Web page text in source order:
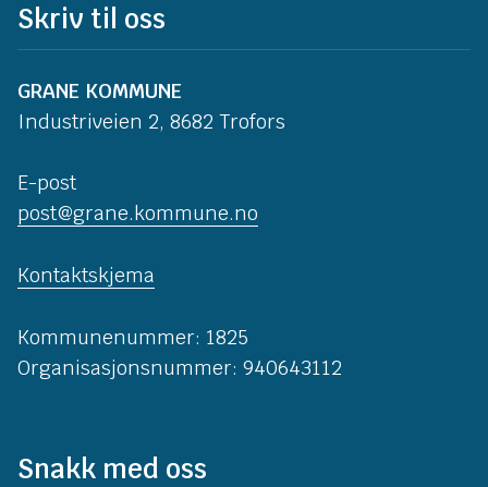
Skriv til oss
GRANE KOMMUNE
Industriveien 2, 8682 Trofors
E-post
post@grane.kommune.no
Kontaktskjema
Kommunenummer: 1825
Organisasjonsnummer: 940643112
Snakk med oss